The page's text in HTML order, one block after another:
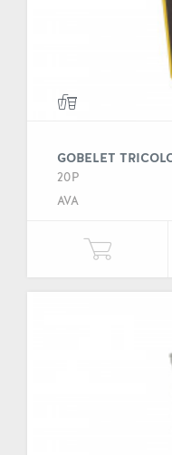
GOBELET
20P
AVA